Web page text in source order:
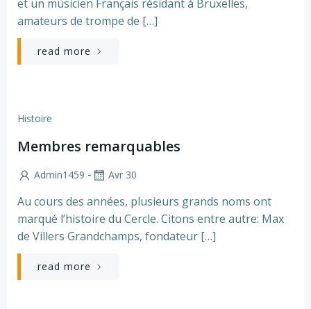
et un musicien Français résidant à Bruxelles,
amateurs de trompe de […]
read more
Histoire
Membres remarquables
Admin1459 - Avr 30
Au cours des années, plusieurs grands noms ont
marqué l’histoire du Cercle. Citons entre autre: Max
de Villers Grandchamps, fondateur […]
read more